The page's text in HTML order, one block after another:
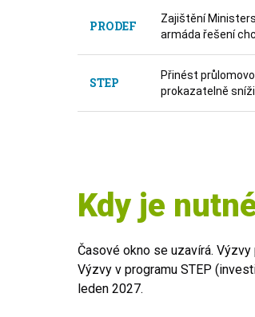
PRODEF
Zajištění
armáda řešení
STEP
Přinést
prokazatelně
Kdy je
Časové okno se uzavírá.
Výzvy v programu STEP
leden 2027.